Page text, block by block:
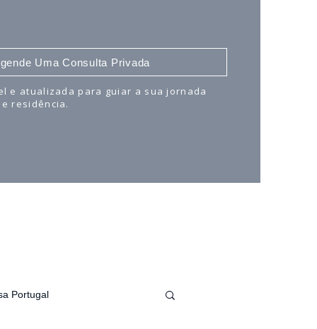
Uma Consulta Privada
e atualizada para guiar a sua jornada
residência.
Portugal